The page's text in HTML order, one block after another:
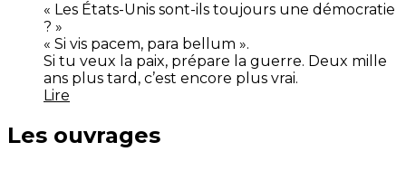
« Les États-Unis sont-ils toujours une démocratie
? »
« Si vis pacem, para bellum ».
Si tu veux la paix, prépare la guerre. Deux mille
ans plus tard, c’est encore plus vrai.
Lire
Les ouvrages